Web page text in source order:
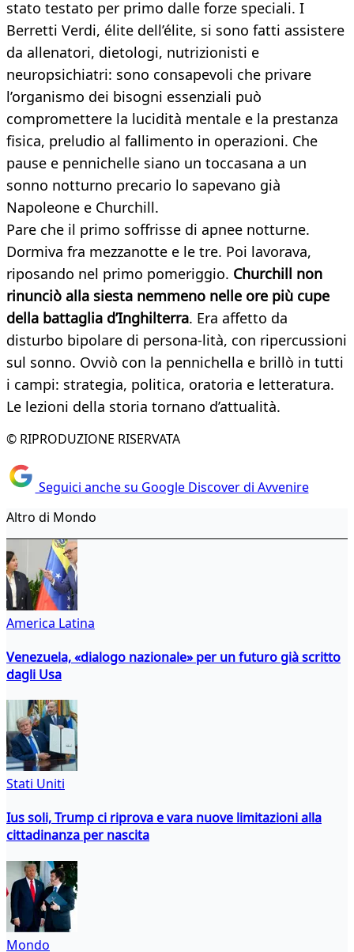
stato testato per primo dalle forze speciali. I
Berretti Verdi, élite dell’élite, si sono fatti assistere
da allenatori, dietologi, nutrizionisti e
neuropsichiatri: sono consapevoli che privare
l’organismo dei bisogni essenziali può
compromettere la lucidità mentale e la prestanza
fisica, preludio al fallimento in operazioni. Che
pause e pennichelle siano un toccasana a un
sonno notturno precario lo sapevano già
Napoleone e Churchill.
Pare che il primo soffrisse di apnee notturne.
Dormiva fra mezzanotte e le tre. Poi lavorava,
riposando nel primo pomeriggio. Churchill non
rinunciò alla siesta nemmeno nelle ore più cupe
della battaglia d’Inghilterra. Era affetto da
disturbo bipolare di persona-lità, con ripercussioni
sul sonno. Ovviò con la pennichella e brillò in tutti
i campi: strategia, politica, oratoria e letteratura.
Le lezioni della storia tornano d’attualità.
© RIPRODUZIONE RISERVATA
Seguici anche su Google Discover di Avvenire
Altro di Mondo
America Latina
Venezuela, «dialogo nazionale» per un futuro già scritto
dagli Usa
Stati Uniti
Ius soli, Trump ci riprova e vara nuove limitazioni alla
cittadinanza per nascita
Mondo